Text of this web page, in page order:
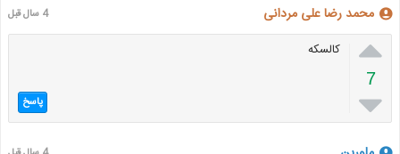
محمد رضا علی مردانی 4 سال قبل

7

کالسکه
پاسخ